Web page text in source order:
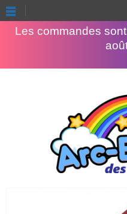
Les commandes